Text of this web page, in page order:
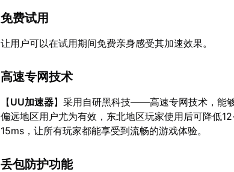
免费试用
让用户可以在试用期间免费亲身感受其加速效果。
高速专网技术
【UU加速器】采用自研黑科技——高速专网技术，能
偏远地区用户尤为有效，东北地区玩家使用后可降低
15ms，让所有玩家都能享受到流畅的游戏体验。
丢包防护功能